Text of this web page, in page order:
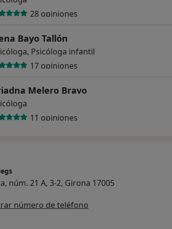
28 opiniones
Bayo Tallón
Psicóloga infantil
17 opiniones
Melero Bravo
11 opiniones
núm. 21 A, 3-2, Girona 17005
número de teléfono